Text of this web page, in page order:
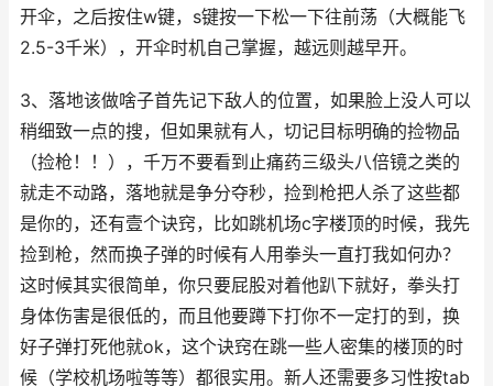
开伞，之后按住w键，s键按一下松一下往前荡（大概能飞
2.5-3千米），开伞时机自己掌握，越远则越早开。
3、落地该做啥子首先记下敌人的位置，如果脸上没人可以
稍细致一点的搜，但如果就有人，切记目标明确的捡物品
（捡枪！！），千万不要看到止痛药三级头八倍镜之类的
就走不动路，落地就是争分夺秒，捡到枪把人杀了这些都
是你的，还有壹个诀窍，比如跳机场c字楼顶的时候，我先
捡到枪，然而换子弹的时候有人用拳头一直打我如何办？
这时候其实很简单，你只要屁股对着他趴下就好，拳头打
身体伤害是很低的，而且他要蹲下打你不一定打的到，换
好子弹打死他就ok，这个诀窍在跳一些人密集的楼顶的时
候（学校机场啦等等）都很实用。新人还需要多习性按tab